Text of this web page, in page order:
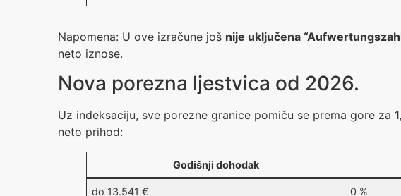
Napomena: U ove izračune još nije uključena
neto iznose.
Nova porezna ljestvica od 2026.
Uz indeksaciju, sve porezne granice pomiču se prema gore za
neto prihod:
Godišnji dohodak
do 13.541 € 0 %